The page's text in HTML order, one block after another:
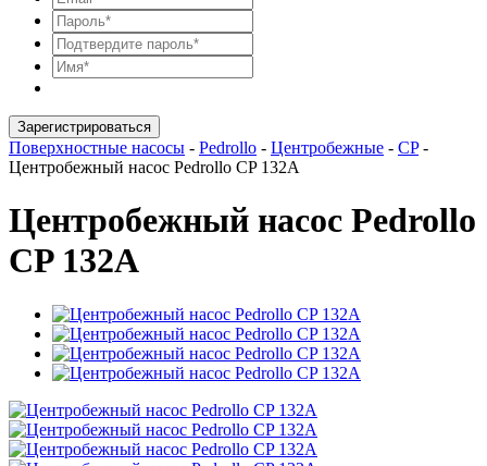
Зарегистрироваться
Поверхностные насосы - Pedrollo - Центробежные - CP -
Центробежный насос Pedrollo CP 132A
Центробежный насос Pedrollo
CP 132A